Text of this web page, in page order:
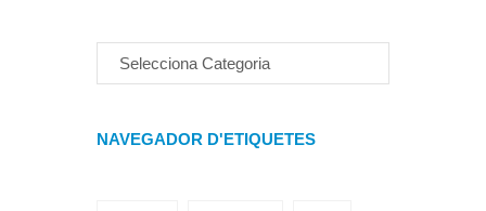
NAVEGADOR D'ETIQUETES